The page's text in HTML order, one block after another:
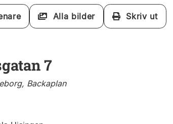
Alla bilder Skriv ut
7
Backaplan